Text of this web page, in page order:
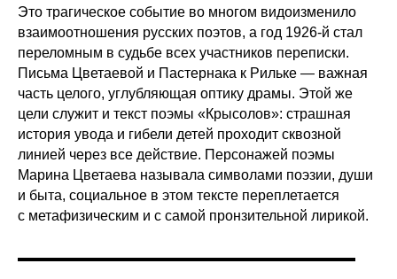
Это трагическое событие во многом видоизменило
взаимоотношения русских поэтов, а год 1926-й стал
переломным в судьбе всех участников переписки.
Письма Цветаевой и Пастернака к Рильке — важная
часть целого, углубляющая оптику драмы. Этой же
цели служит и текст поэмы «Крысолов»: страшная
история увода и гибели детей проходит сквозной
линией через все действие. Персонажей поэмы
Марина Цветаева называла символами поэзии, души
и быта, социальное в этом тексте переплетается
с метафизическим и с самой пронзительной лирикой.